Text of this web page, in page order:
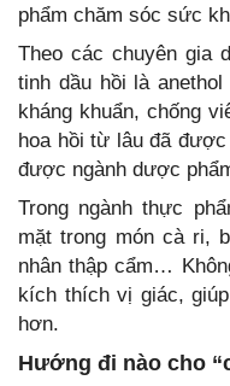
phẩm chăm sóc sức
Theo các chuyên gia
tinh dầu hồi là
kháng khuẩn, chống
hoa hồi từ lâu đã
được ngành dược
Trong ngành thực
mặt trong món cà ri,
nhân thập cẩm…
kích thích vị giác,
hơn.
Hướng đi nào cho